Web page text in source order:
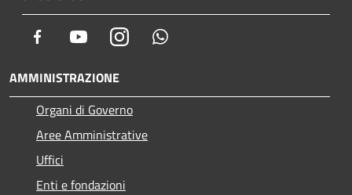
Facebook YoutubeInstagram
AMMINISTRAZIONE
Organi di Governo
Aree Amministrative
Uffici
Enti e fondazioni